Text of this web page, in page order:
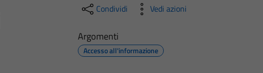
Condividi Vedi azioni
Argomenti
Accesso all'informazione